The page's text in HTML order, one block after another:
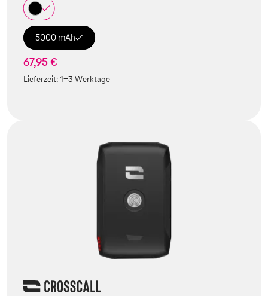
5000 mAh
67,95 €
Lieferzeit:1-3 Werktage